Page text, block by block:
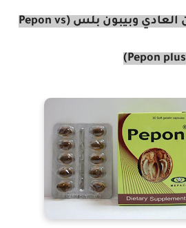
الفرق بين دواء بيبون العادي وبيبون بلس (Pepon vs
Pepon plus)